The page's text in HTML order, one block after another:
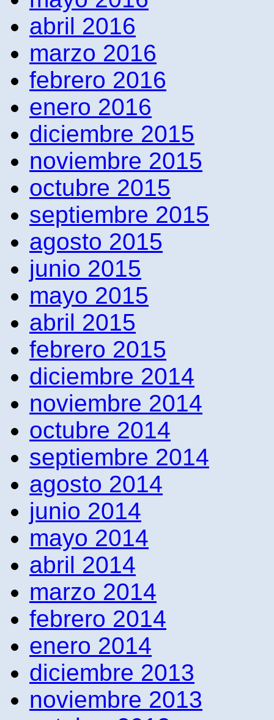
abril 2016
marzo 2016
febrero 2016
enero 2016
diciembre 2015
noviembre 2015
octubre 2015
septiembre 2015
agosto 2015
junio 2015
mayo 2015
abril 2015
febrero 2015
diciembre 2014
noviembre 2014
octubre 2014
septiembre 2014
agosto 2014
junio 2014
mayo 2014
abril 2014
marzo 2014
febrero 2014
enero 2014
diciembre 2013
noviembre 2013